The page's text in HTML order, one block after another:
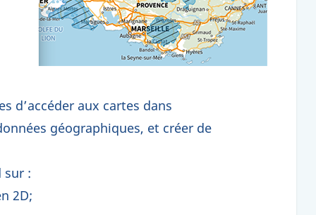
d’accéder aux cartes dans
géographiques, et créer de
sur :
2D;